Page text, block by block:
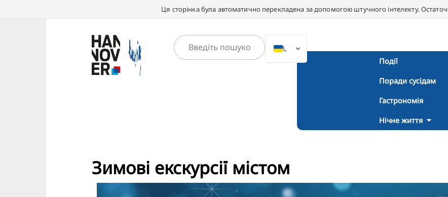
Ця сторінка була автоматично перекладена за допомогою штучного інтелекту.
DE
DA
SV
Події
Поради сусідам
Гастрономія
Нічне життя
Зимові екскурсії містом